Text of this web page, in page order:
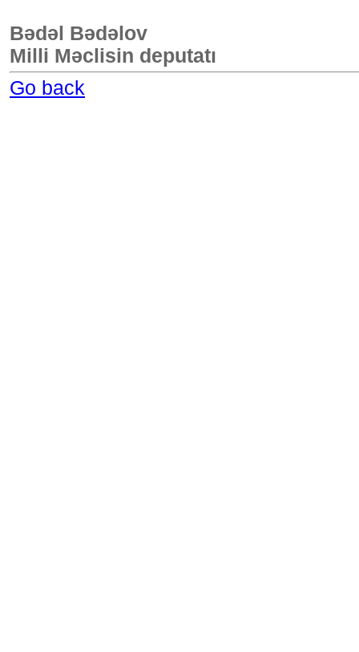
Bədəl Bədəlov
Milli Məclisin deputatı
Go back